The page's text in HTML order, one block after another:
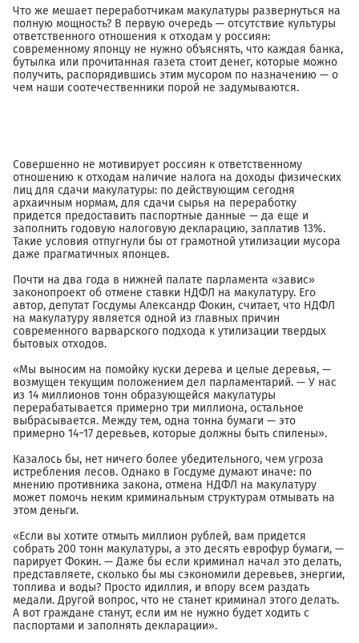
Что же мешает переработчикам макулатуры развернуться на
полную мощность? В первую очередь — отсутствие культуры
ответственного отношения к отходам у россиян:
современному японцу не нужно объяснять, что каждая банка,
бутылка или прочитанная газета стоит денег, которые можно
получить, распорядившись этим мусором по назначению — о
чем наши соотечественники порой не задумываются.
Совершенно не мотивирует россиян к ответственному
отношению к отходам наличие налога на доходы физических
лиц для сдачи макулатуры: по действующим сегодня
архаичным нормам, для сдачи сырья на переработку
придется предоставить паспортные данные — да еще и
заполнить годовую налоговую декларацию, заплатив 13%.
Такие условия отпугнули бы от грамотной утилизации мусора
даже прагматичных японцев.
Почти на два года в нижней палате парламента «завис»
законопроект об отмене ставки НДФЛ на макулатуру. Его
автор, депутат Госдумы Александр Фокин, считает, что НДФЛ
на макулатуру является одной из главных причин
современного варварского подхода к утилизации твердых
бытовых отходов.
«Мы выносим на помойку куски дерева и целые деревья, —
возмущен текущим положением дел парламентарий. — У нас
из 14 миллионов тонн образующейся макулатуры
перерабатывается примерно три миллиона, остальное
выбрасывается. Между тем, одна тонна бумаги — это
примерно 14−17 деревьев, которые должны быть спилены».
Казалось бы, нет ничего более убедительного, чем угроза
истребления лесов. Однако в Госдуме думают иначе: по
мнению противника закона, отмена НДФЛ на макулатуру
может помочь неким криминальным структурам отмывать на
этом деньги.
«Если вы хотите отмыть миллион рублей, вам придется
собрать 200 тонн макулатуры, а это десять еврофур бумаги, —
парирует Фокин. — Даже бы если криминал начал это делать,
представляете, сколько бы мы сэкономили деревьев, энергии,
топлива и воды? Просто идиллия, и впору всем раздать
медали. Другой вопрос, что не станет криминал этого делать.
А вот граждане станут, если им не нужно будет ходить с
паспортами и заполнять декларации».